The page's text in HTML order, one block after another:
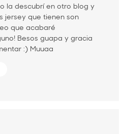
la descubrí en otro blog y
jersey que tienen son
que acabaré
Besos guapa y gracia
:) Muuaa